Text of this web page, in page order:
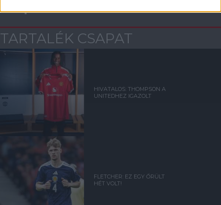
Kapcsolódó hírek
TARTALÉK CSAPAT
HIVATALOS: THOMPSON A
UNITEDHEZ IGAZOLT
FLETCHER: EZ EGY ŐRÜLT
HÉT VOLT!